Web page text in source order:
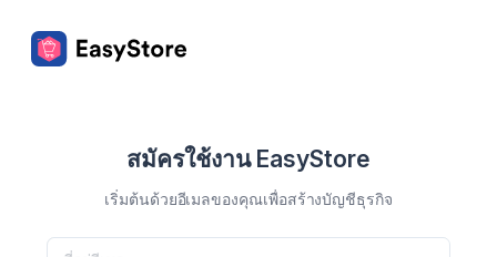
สมัครใช้งาน EasyStore
เริ่มต้นด้วยอีเมลของคุณเพื่อสร้างบัญชีธุรกิจ